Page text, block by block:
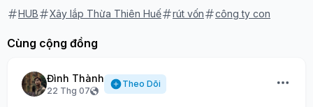
HUB Xây lắp Thừa Thiên Huế rút vốn công ty con
Cùng cộng đồng
Đình Thành
22 Thg 07
Theo Dõi